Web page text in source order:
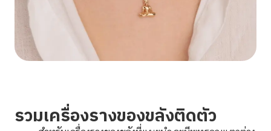
รวมเครื่องรางของขลังติดตัว